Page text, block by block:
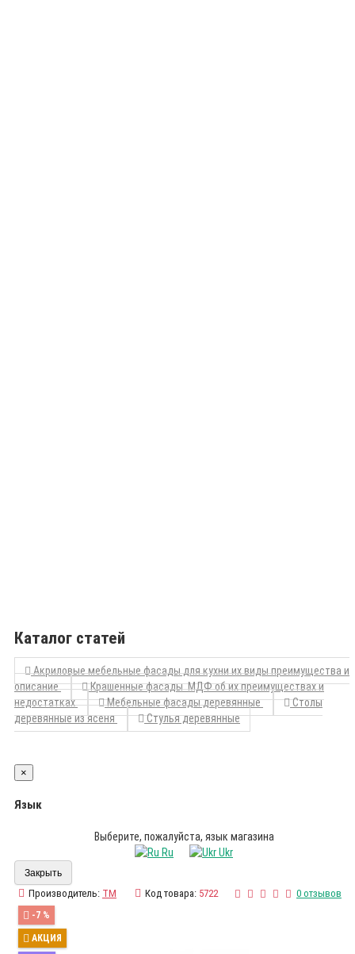
Каталог статей
Акриловые мебельные фасады для кухни их виды преимущества и
описание
Крашенные фасады МДФ об их преимуществах и
недостатках
Мебельные фасады деревянные
Столы
деревянные из ясеня
Стулья деревянные
×
Язык
Выберите, пожалуйста, язык магазина
Ru
Ukr
Закрыть
Производитель: TM Код товара: 5722 0 отзывов
-7 %
АКЦИЯ